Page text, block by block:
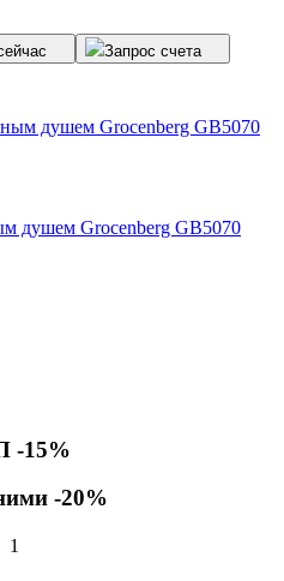
Запрос счета
душем Grocenberg GB5070
-15%
-20%
1